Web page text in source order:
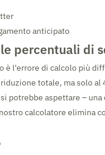
anticipato
percentuali di
l'errore di calcolo più
totale, ma solo al
potrebbe aspettare –
calcolatore elimina